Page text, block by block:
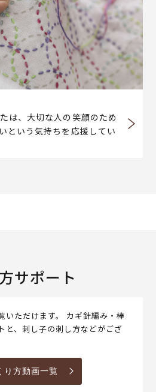
は、大切な人の笑顔のため
という気持ちを応援してい
サポート
いただけます。 カギ針編み・棒
と、刺し子の刺し方などがござ
り方動画一覧